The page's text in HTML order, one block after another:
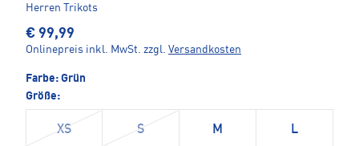
Herren Trikots
€ 99,99
Onlinepreis inkl. MwSt. zzgl. Versandkosten
Farbe: Grün
Größe:
XS S M L